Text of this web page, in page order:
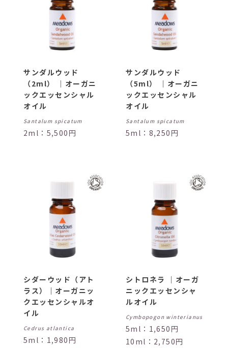
サンダルウッド
（2ml） ｜オーガニ
ックエッセンシャル
オイル
Santalum spicatum
2ml：5,500円
サンダルウッド
（5ml） ｜オーガニ
ックエッセンシャル
オイル
Santalum spicatum
5ml：8,250円
シダーウッド（アト
ラス）｜オーガニッ
クエッセンシャルオ
イル
Cedrus atlantica
5ml：1,980円
シトロネラ ｜オーガ
ニックエッセンシャ
ルオイル
Cymbopogon winterianus
5ml：1,650円
10ml：2,750円